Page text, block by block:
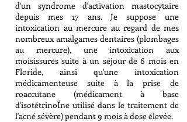
d'un syndrome d'activation mastocytaire
depuis mes 17 ans. Je suppose une
intoxication au mercure au regard de mes
nombreux amalgames dentaires (plombages
au mercure), une intoxication aux
moisissures suite à un séjour de 6 mois en
Floride, ainsi qu'une intoxication
médicamenteuse suite à la prise de
roaccutane (médicament à base
d'isotétrinoÏne utilisé dans le traitement de
l'acné sévère) pendant 9 mois à dose élevée.